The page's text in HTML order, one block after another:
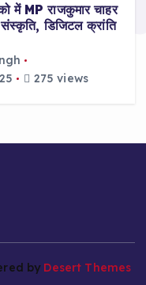
में MP राजकुमार चाहर
डिजिटल क्रांति
275 views
by Desert Themes